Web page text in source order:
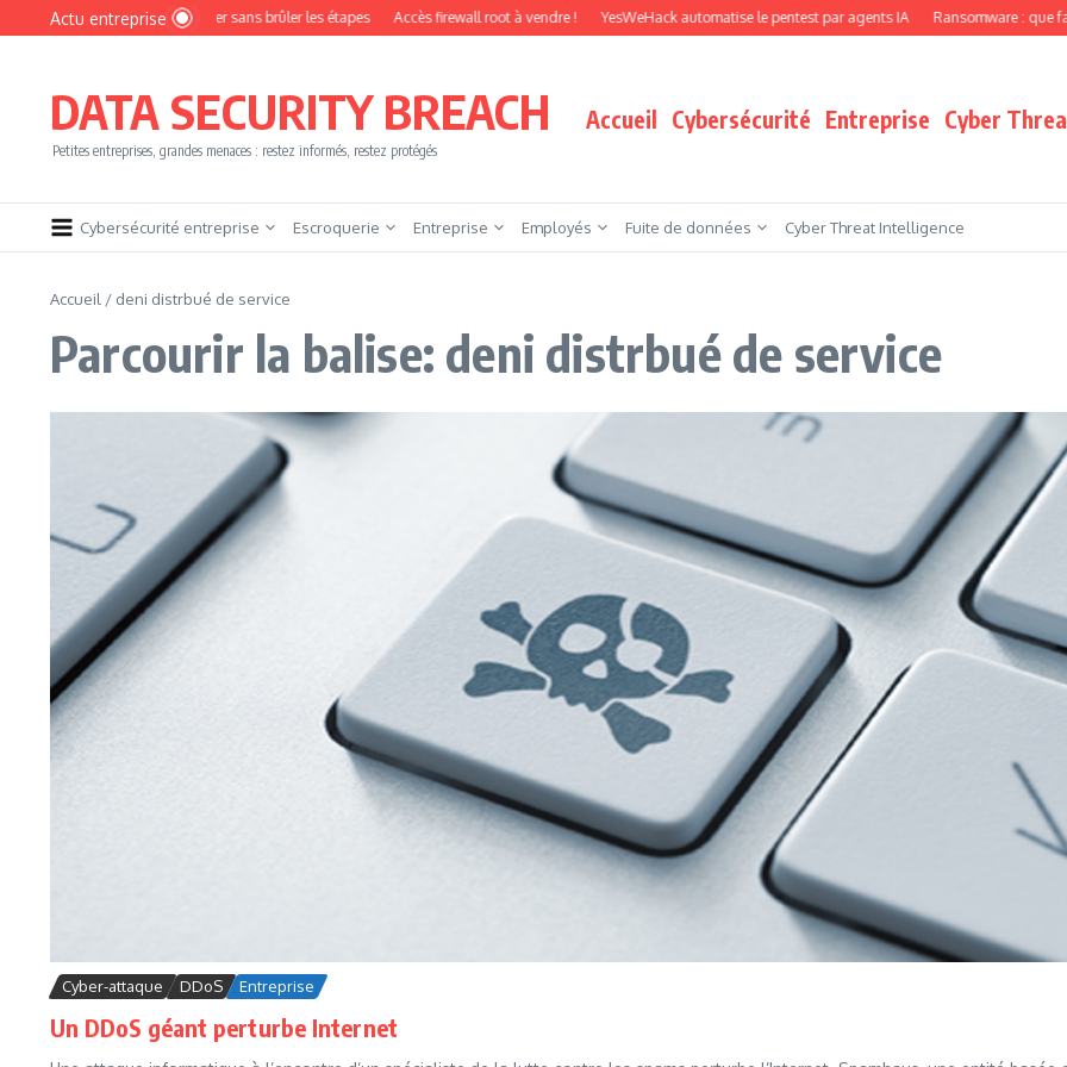
Aller au contenu
Actu entreprise
devenir pentester sans brûler les étapes Accès firewall root à vendre ! YesWeHack automatise le pentest par agents IA Ransomware : que faire
DATA SECURITY BREACH
Petites entreprises, grandes menaces : restez informés, restez protégés
Accueil Cybersécurité Entreprise Cyber
Cybersécurité entreprise Escroquerie Entreprise Employés Fuite de données Cyber Threat Intelligence
Accueil / deni distrbué de service
Parcourir la balise: deni distrbué de service
Cyber-attaque DDoS Entreprise
Un DDoS géant perturbe Internet